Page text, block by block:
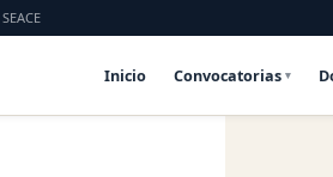
SEACE
Inicio Convocatorias